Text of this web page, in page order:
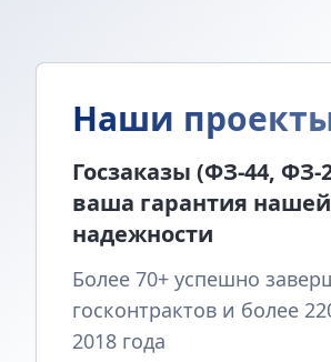
Наши
Госзаказы (ФЗ-44, ФЗ-
ваша гарантия нашей
надежности
Более 70+ успешно
госконтрактов и более
2018 года